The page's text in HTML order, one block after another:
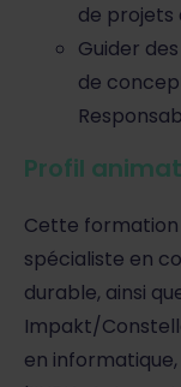
de projets
Guider
de
Profil
Cette formation
spécialiste en
durable, ainsi
Impakt/
en